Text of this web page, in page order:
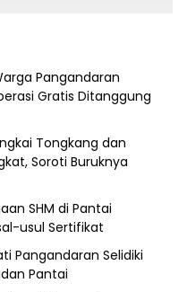
Pangandaran
Gratis Ditanggung
Tongkang dan
Soroti Buruknya
SHM di Pantai
usul Sertifikat
Pangandaran Selidiki
Pantai